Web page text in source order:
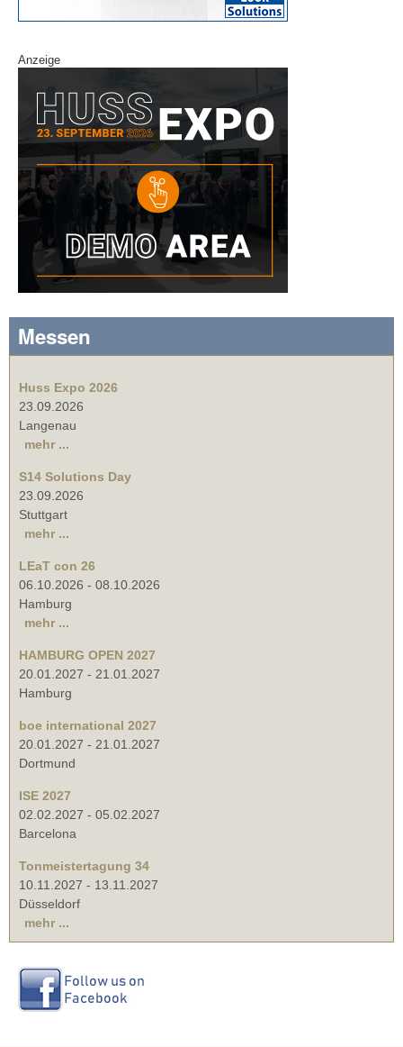
Anzeige
Messen
Huss Expo 2026
23.09.2026
Langenau
mehr ...
S14 Solutions Day
23.09.2026
Stuttgart
mehr ...
LEaT con 26
06.10.2026 - 08.10.2026
Hamburg
mehr ...
HAMBURG OPEN 2027
20.01.2027 - 21.01.2027
Hamburg
boe international 2027
20.01.2027 - 21.01.2027
Dortmund
ISE 2027
02.02.2027 - 05.02.2027
Barcelona
Tonmeistertagung 34
10.11.2027 - 13.11.2027
Düsseldorf
mehr ...